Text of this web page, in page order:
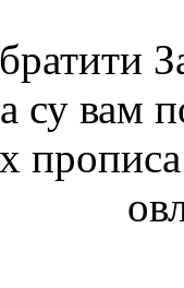
су вам